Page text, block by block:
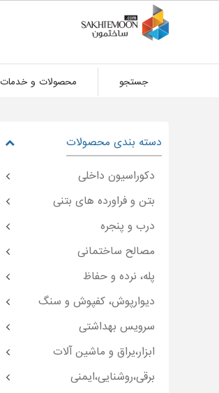
جستجو محصولات و خدمات
دسته بندی محصولات
دکوراسیون داخلی
بتن و فراورده های بتنی
درب و پنجره
مصالح ساختمانی
پله، نرده و حفاظ
دیوارپوش، کفپوش و سنگ
سرویس بهداشتی
ابزار،یراق و ماشین آلات
برقی،روشنایی،ایمنی